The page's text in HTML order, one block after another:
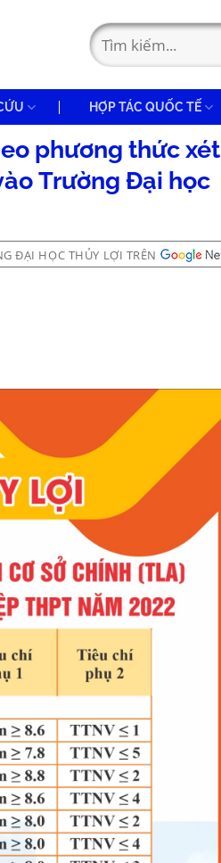
HỢP TÁC QUỐC TẾ
phương thức xét
Trường Đại học
ĐẠI HỌC THỦY LỢI TRÊN